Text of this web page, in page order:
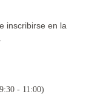
inscribirse en la
- 11:00)